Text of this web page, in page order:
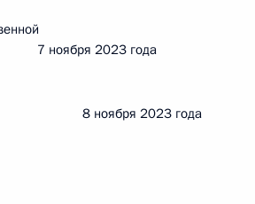
2023 года
8 ноября 2023 года